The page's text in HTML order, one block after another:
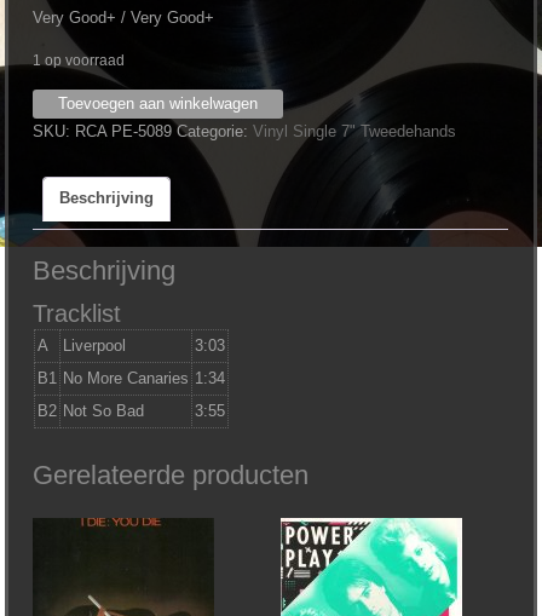
Very Good+ / Very Good+
1 op voorraad
Cherry
Vanilla
Liverpool
aantal
Toevoegen aan winkelwagen
SKU: RCA PE-5089 Categorie:Vinyl Single 7" Tweedehands
Beschrijving
Beschrijving
Tracklist
A Liverpool
3:03
B1 No More Canaries 1:34
B2 Not So Bad 3:55
Gerelateerde producten